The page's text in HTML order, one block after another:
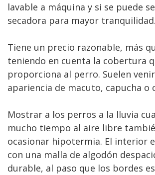
lavable a máquina y si se puede
secadora para mayor tranquilidad.
Tiene un precio razonable, más
teniendo en cuenta la cobertura
proporciona al perro. Suelen
apariencia de macuto, capucha o
Mostrar a los perros a la lluvia
mucho tiempo al aire libre
ocasionar hipotermia. El interior
con una malla de algodón
durable, al paso que los bordes